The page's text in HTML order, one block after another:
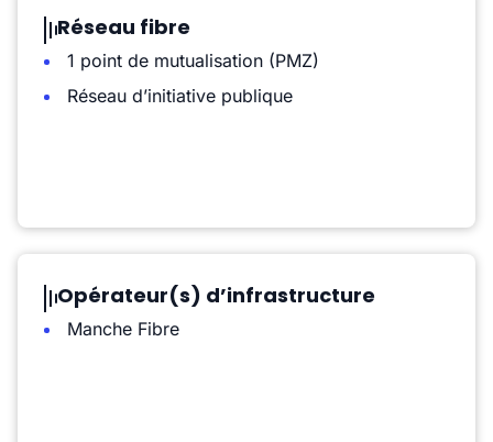
Réseau fibre
1 point de mutualisation (PMZ)
Réseau d’initiative publique
Opérateur(s) d’infrastructure
Manche Fibre